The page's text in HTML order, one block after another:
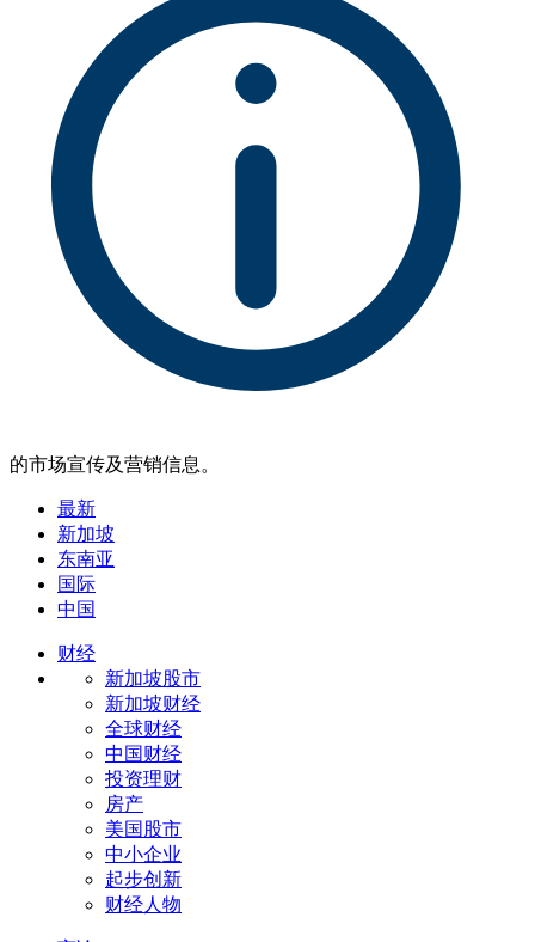
的市场宣传及营销信息。
最新
新加坡
东南亚
国际
中国
财经
新加坡股市
新加坡财经
全球财经
中国财经
投资理财
房产
美国股市
中小企业
起步创新
财经人物